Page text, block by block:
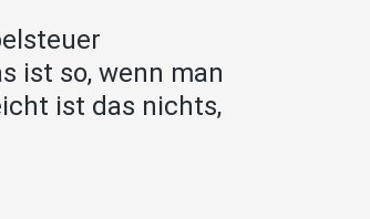
ist so, wenn man
ist das nichts,